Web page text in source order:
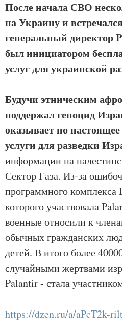
После начала СВО
на Украину и
генеральный директор
был инициатором
услуг для украинской
Будучи этническим
поддержал геноцид
оказывает по
услуги для разведки
информации на
Сектор Газа. Из-за
программного комплекса
которого участвовала
военные относили к
обычных гражданских
детей. В итого более
случайными жертвами
Palantir - стала
https://dzen.ru/a/aPcT2k-